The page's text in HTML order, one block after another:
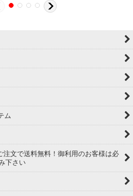
ム
文で送料無料！御利用のお客様は必
下さい